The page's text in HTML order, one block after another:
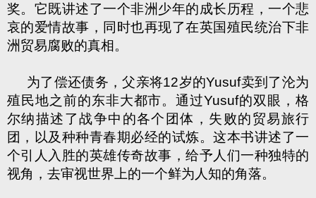
奖。它既讲述了一个非洲少年的成长历程，一个悲
哀的爱情故事，同时也再现了在英国殖民统治下非
洲贸易腐败的真相。
为了偿还债务，父亲将12岁的Yusuf卖到了沦为
殖民地之前的东非大都市。通过Yusuf的双眼，格
尔纳描述了战争中的各个团体，失败的贸易旅行
团，以及种种青春期必经的试炼。这本书讲述了一
个引人入胜的英雄传奇故事，给予人们一种独特的
视角，去审视世界上的一个鲜为人知的角落。